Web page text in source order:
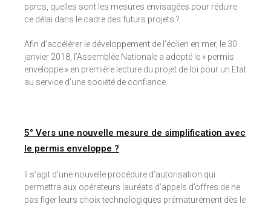
parcs, quelles sont les mesures envisagées pour réduire
ce délai dans le cadre des futurs projets ?
Afin d’accélérer le développement de l’éolien en mer, le 30
janvier 2018, l’Assemblée Nationale a adopté le « permis
enveloppe » en première lecture du projet de loi pour un Etat
au service d’une société de confiance.
5° Vers une nouvelle mesure de simplification avec
le permis enveloppe ?
Il s’agit d’une nouvelle procédure d’autorisation qui
permettra aux opérateurs lauréats d’appels d’offres de ne
pas figer leurs choix technologiques prématurément dès le